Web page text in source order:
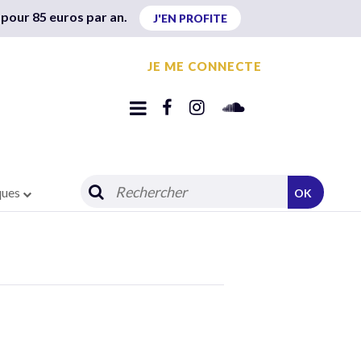
85 euros par an. J'EN PROFITE
JE ME CONNECTE
OK